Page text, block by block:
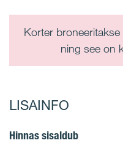
Korter
ning see on
LISAINFO
Hinnas sisaldub